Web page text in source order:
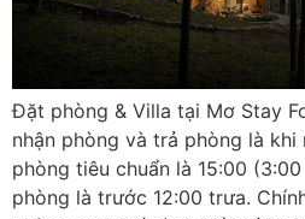
Đặt phòng & Villa tại Mơ Stay
nhận phòng và trả phòng là khi
phòng tiêu chuẩn là 15:00
phòng là trước 12:00 trưa.